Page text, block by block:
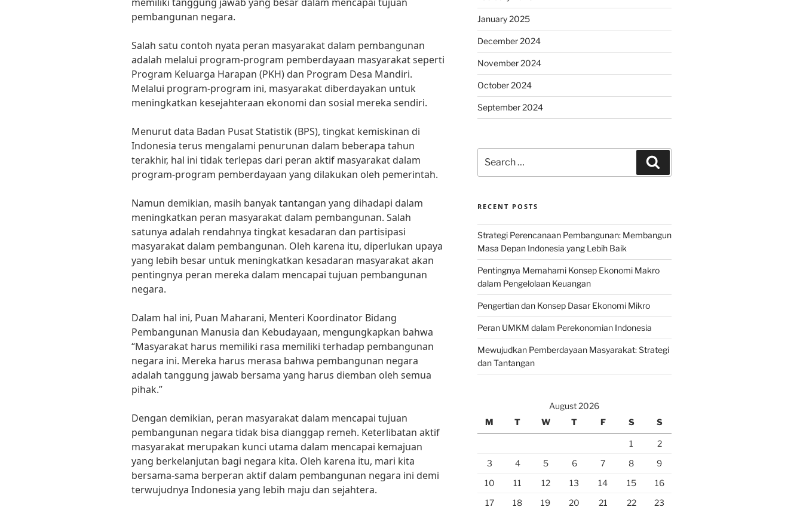
pembangunan negara.
Salah satu contoh nyata peran masyarakat dalam pembangunan
adalah melalui program-program pemberdayaan masyarakat seperti
Program Keluarga Harapan (PKH) dan Program Desa Mandiri.
Melalui program-program ini, masyarakat diberdayakan untuk
meningkatkan kesejahteraan ekonomi dan sosial mereka sendiri.
Menurut data Badan Pusat Statistik (BPS), tingkat kemiskinan di
Indonesia terus mengalami penurunan dalam beberapa tahun
terakhir, hal ini tidak terlepas dari peran aktif masyarakat dalam
program-program pemberdayaan yang dilakukan oleh pemerintah.
Namun demikian, masih banyak tantangan yang dihadapi dalam
meningkatkan peran masyarakat dalam pembangunan. Salah
satunya adalah rendahnya tingkat kesadaran dan partisipasi
masyarakat dalam pembangunan. Oleh karena itu, diperlukan upaya
yang lebih besar untuk meningkatkan kesadaran masyarakat akan
pentingnya peran mereka dalam mencapai tujuan pembangunan
negara.
Dalam hal ini, Puan Maharani, Menteri Koordinator Bidang
Pembangunan Manusia dan Kebudayaan, mengungkapkan bahwa
“Masyarakat harus memiliki rasa memiliki terhadap pembangunan
negara ini. Mereka harus merasa bahwa pembangunan negara
adalah tanggung jawab bersama yang harus diemban oleh semua
pihak.”
Dengan demikian, peran masyarakat dalam mencapai tujuan
pembangunan negara tidak bisa dianggap remeh. Keterlibatan aktif
masyarakat merupakan kunci utama dalam mencapai kemajuan
yang berkelanjutan bagi negara kita. Oleh karena itu, mari kita
bersama-sama berperan aktif dalam pembangunan negara ini demi
terwujudnya Indonesia yang lebih maju dan sejahtera.
January 2025
December 2024
November 2024
October 2024
September 2024
for:
RECENT POSTS
Strategi Perencanaan Pembangunan: Membangun
Masa Depan Indonesia yang Lebih Baik
Pentingnya Memahami Konsep Ekonomi Makro
dalam Pengelolaan Keuangan
Pengertian dan Konsep Dasar Ekonomi Mikro
Peran UMKM dalam Perekonomian Indonesia
Mewujudkan Pemberdayaan Masyarakat: Strategi
dan Tantangan
August 2026
M
T W T F S S
1
2
3
4 5 6 7 8
9
10
11 12 13 14 15
16
17
18 19 20 21 22
23